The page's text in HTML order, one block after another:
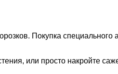
Покупка специального
или просто накройте